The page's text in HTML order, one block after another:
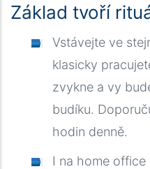
Základ tvoří
Vstávejte ve
klasicky
zvykne a vy
budíku.
hodin denně.
I na home